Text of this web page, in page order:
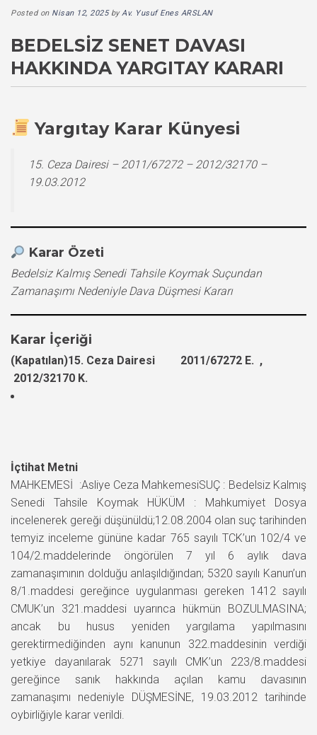
Posted on Nisan 12, 2025byAv. Yusuf Enes ARSLAN
BEDELSIZ SENET DAVASI
HAKKINDA YARGITAY KARARI
Yargıtay Karar Künyesi
15. Ceza Dairesi – 2011/67272 – 2012/32170 –
19.03.2012
Karar Özeti
Bedelsiz Kalmış Senedi Tahsile Koymak Suçundan
Zamanaşımı Nedeniyle Dava Düşmesi Kararı
Karar İçeriği
(Kapatılan)15. Ceza Dairesi 2011/67272 E. ,
2012/32170 K.
İçtihat Metni
MAHKEMESİ :Asliye Ceza MahkemesiSUÇ : Bedelsiz Kalmış
Senedi Tahsile Koymak HÜKÜM : Mahkumiyet Dosya
incelenerek gereği düşünüldü;12.08.2004 olan suç tarihinden
temyiz inceleme gününe kadar 765 sayılı TCK’un 102/4 ve
104/2.maddelerinde öngörülen 7 yıl 6 aylık dava
zamanaşımının dolduğu anlaşıldığından; 5320 sayılı Kanun’un
8/1.maddesi gereğince uygulanması gereken 1412 sayılı
CMUK’un 321.maddesi uyarınca hükmün BOZULMASINA;
ancak bu husus yeniden yargılama yapılmasını
gerektirmediğinden aynı kanunun 322.maddesinin verdiği
yetkiye dayanılarak 5271 sayılı CMK’un 223/8.maddesi
gereğince sanık hakkında açılan kamu davasının
zamanaşımı nedeniyle DÜŞMESİNE, 19.03.2012 tarihinde
oybirliğiyle karar verildi.